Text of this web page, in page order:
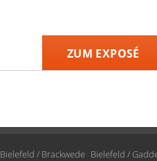
ZUM EXPOSÉ
Bielefeld / Brackwede Bielefeld /